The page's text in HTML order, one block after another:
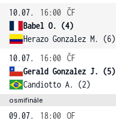
10.07.
16:00 ČF
Babel O. (4)
Herazo Gonzalez M. (6)
10.07.
16:00 ČF
Gerald Gonzalez J. (5)
Candiotto A. (2)
osmifinále
09.07. 18:00 OF